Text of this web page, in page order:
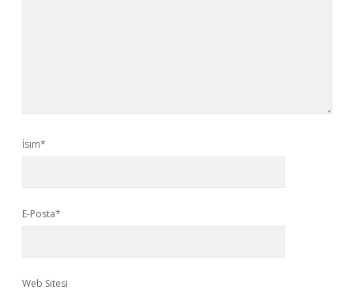
İsim*
E-Posta*
Web Sitesi